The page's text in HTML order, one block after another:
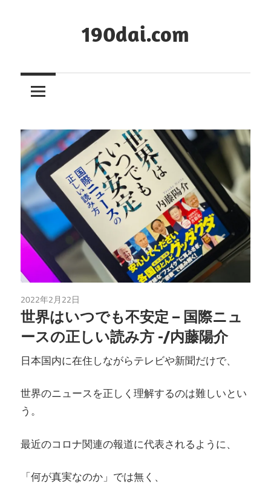
ツ
キ
ッ
プ
190dai.com
2022年2月22日
世界はいつでも不安定 – 国際ニュ
ースの正しい読み方 -/内藤陽介
日本国内に在住しながらテレビや新聞だけで、
世界のニュースを正しく理解するのは難しいとい
う。
最近のコロナ関連の報道に代表されるように、
「何が真実なのか」では無く、